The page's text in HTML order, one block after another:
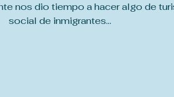
nos dio tiempo a hacer algo de
social de inmigrantes...